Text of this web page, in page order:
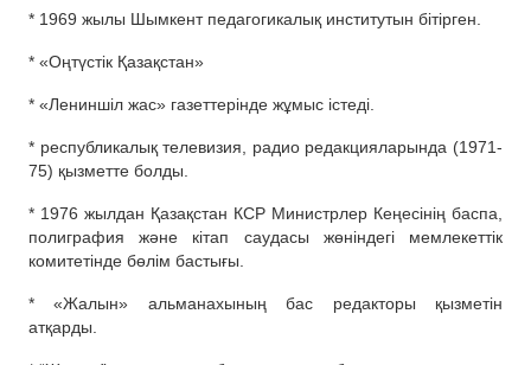
* 1969 жылы Шымкент педагогикалық институтын бітірген.
* «Оңтүстік Қазақстан»
* «Лениншіл жас» газеттерінде жұмыс істеді.
* республикалық телевизия, радио редакцияларында (1971-
75) қызметте болды.
* 1976 жылдан Қазақстан КСР Министрлер Кеңесінің баспа,
полиграфия және кітап саудасы жөніндегі мемлекеттік
комитетінде бөлім бастығы.
* «Жалын» альманахының бас редакторы қызметін
атқарды.